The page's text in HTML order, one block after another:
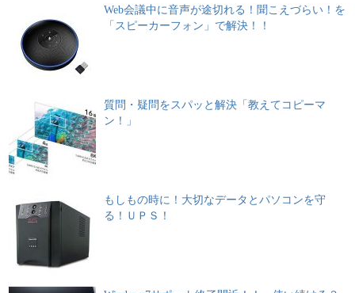
Web会議中に音声が途切れる！聞こえづらい！を
「スピーカーフォン」で解決！！
質問・疑問をスパッと解決「教えてコピーマ
ン！」
もしもの時に！大切なデータとパソコンを守
る！ＵＰＳ！